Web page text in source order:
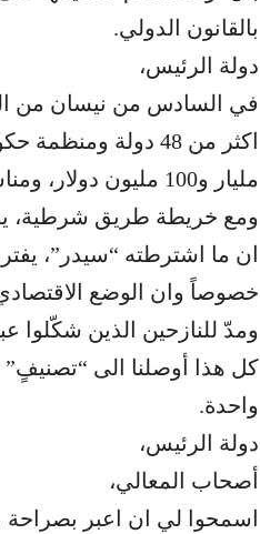
بالقانون الدولي.
دولة الرئيس،
في السادس من نيسان من
مليار و100 مليون
ومع خريطة طريق شرطية،
ان ما اشترطته “سيدر”،
خصوصاً وان الوضع
ومدّ للنازحين الذين شكّلوا
كل هذا أوصلنا الى
واحدة.
دولة الرئيس،
أصحاب المعالي،
اسمحوا لي ان اعبر